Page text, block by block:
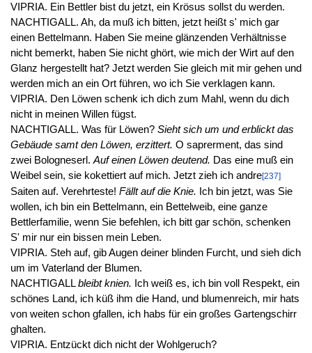
VIPRIA. Ein Bettler bist du jetzt, ein Krösus sollst du werden.
NACHTIGALL. Ah, da muß ich bitten, jetzt heißt s' mich gar
einen Bettelmann. Haben Sie meine glänzenden Verhältnisse
nicht bemerkt, haben Sie nicht ghört, wie mich der Wirt auf den
Glanz hergestellt hat? Jetzt werden Sie gleich mit mir gehen und
werden mich an ein Ort führen, wo ich Sie verklagen kann.
VIPRIA. Den Löwen schenk ich dich zum Mahl, wenn du dich
nicht in meinen Willen fügst.
NACHTIGALL. Was für Löwen? Sieht sich um und erblickt das
Gebäude samt den Löwen, erzittert. O saprerment, das sind
zwei Bologneserl. Auf einen Löwen deutend. Das eine muß ein
Weibel sein, sie kokettiert auf mich. Jetzt zieh ich andre[237]
Saiten auf. Verehrteste! Fällt auf die Knie. Ich bin jetzt, was Sie
wollen, ich bin ein Bettelmann, ein Bettelweib, eine ganze
Bettlerfamilie, wenn Sie befehlen, ich bitt gar schön, schenken
S' mir nur ein bissen mein Leben.
VIPRIA. Steh auf, gib Augen deiner blinden Furcht, und sieh dich
um im Vaterland der Blumen.
NACHTIGALLbleibt knien. Ich weiß es, ich bin voll Respekt, ein
schönes Land, ich küß ihm die Hand, und blumenreich, mir hats
von weiten schon gfallen, ich habs für ein großes Gartengschirr
ghalten.
VIPRIA. Entzückt dich nicht der Wohlgeruch?